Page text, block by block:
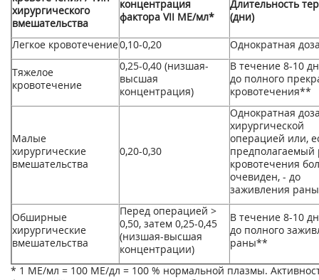
хирургического
вмешательства
концентрация
фактора VII МЕ/мл*
Длительность
(дни)
Легкое кровотечение0,10-0,20 Однократная
Тяжелое
кровотечение
0,25-0,40 (низшая-
высшая
концентрация)
В течение 8-10
до полного
кровотечения**
Малые
хирургические
вмешательства
0,20-0,30
Однократная
хирургической
операцией или,
предполагаемый
кровотечения
очевиден, - до
заживления
Обширные
хирургические
вмешательства
Перед операцией >
0,50, затем 0,25-0,45
(низшая-высшая
концентрации)
В течение 8-10
до полного
раны**
* 1 МЕ/мл = 100 МЕ/дл = 100 % нормальной плазмы.